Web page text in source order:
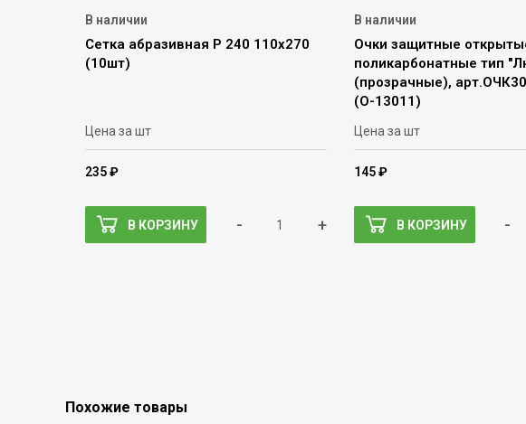
В наличии
Сетка абразивная Р 240 110х270
(10шт)
Цена за шт
235 ₽
В КОРЗИНУ - +
В наличии
Очки защитные
поликарбонатные тип
(прозрачные),
(О-13011)
Цена за шт
145 ₽
В КОРЗИНУ -
Похожие товары